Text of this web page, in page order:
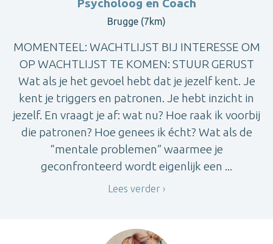
Psycholoog en Coach
Brugge (7km)
MOMENTEEL: WACHTLIJST BIJ INTERESSE OM
OP WACHTLIJST TE KOMEN: STUUR GERUST
Wat als je het gevoel hebt dat je jezelf kent. Je
kent je triggers en patronen. Je hebt inzicht in
jezelf. En vraagt je af: wat nu? Hoe raak ik voorbij
die patronen? Hoe genees ik écht? Wat als de
“mentale problemen” waarmee je
geconfronteerd wordt eigenlijk een ...
Lees verder